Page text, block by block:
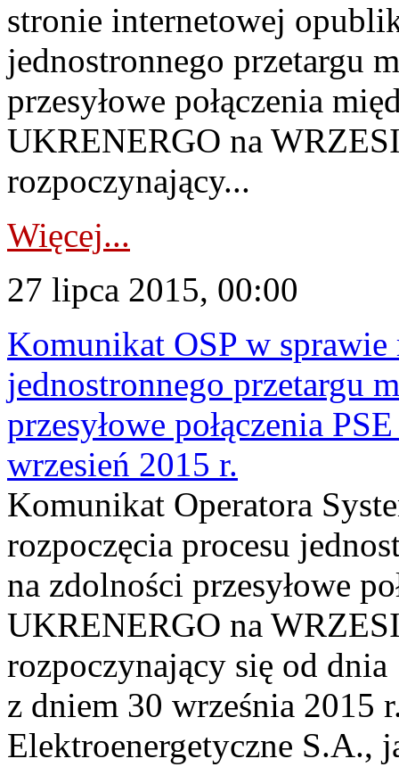
stronie internetowej
jednostronnego przetargu
przesyłowe połączenia
UKRENERGO na
rozpoczynający...
Więcej...
27 lipca 2015, 00:00
Komunikat OSP w sprawie
jednostronnego przetargu
przesyłowe połączenia
wrzesień 2015 r.
Komunikat Operatora
rozpoczęcia procesu
na zdolności przesyłowe
UKRENERGO na
rozpoczynający się od
z dniem 30 września 2015
Elektroenergetyczne S.A.,